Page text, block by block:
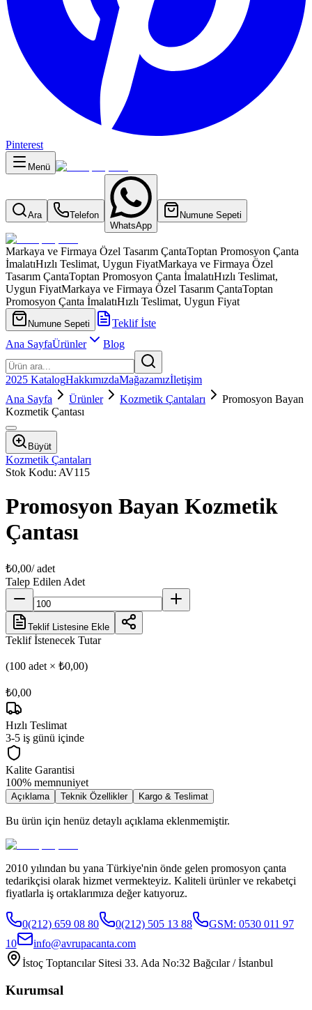
Pinterest
Menü
Ara
Telefon
WhatsApp
Numune Sepeti
Markaya ve Firmaya Özel Tasarım ÇantaToptan Promosyon Çanta
İmalatıHızlı Teslimat, Uygun FiyatMarkaya ve Firmaya Özel
Tasarım ÇantaToptan Promosyon Çanta İmalatıHızlı Teslimat,
Uygun FiyatMarkaya ve Firmaya Özel Tasarım ÇantaToptan
Promosyon Çanta İmalatıHızlı Teslimat, Uygun Fiyat
Numune Sepeti
Teklif İste
Ana SayfaÜrünler Blog
2025 KatalogHakkımızdaMağazamızİletişim
Ana Sayfa
Ürünler Kozmetik Çantaları
Promosyon Bayan
Kozmetik Çantası
Büyüt
Kozmetik Çantaları
Stok Kodu: AV115
Promosyon Bayan Kozmetik
Çantası
₺0,00/ adet
Talep Edilen Adet
Teklif Listesine Ekle
Teklif İstenecek Tutar
(100 adet × ₺0,00)
₺0,00
Hızlı Teslimat
3-5 iş günü içinde
Kalite Garantisi
100% memnuniyet
Açıklama Teknik Özellikler Kargo & Teslimat
Bu ürün için henüz detaylı açıklama eklenmemiştir.
2010 yılından bu yana Türkiye'nin önde gelen promosyon çanta
tedarikçisi olarak hizmet vermekteyiz. Kaliteli ürünler ve rekabetçi
fiyatlarla iş ortaklarımıza değer katıyoruz.
0(212) 659 08 80 0(212) 505 13 88 GSM: 0530 011 97
10
info@avrupacanta.com
İstoç Toptancılar Sitesi 33. Ada No:32 Bağcılar / İstanbul
Kurumsal